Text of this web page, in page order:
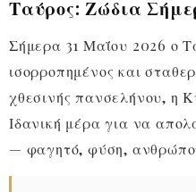
Ταύρος: Ζώδια
Σήμερα 31 Μαΐου 2026 ο
ισορροπημένος και
χθεσινής πανσελήνου, η
Ιδανική μέρα για να
— φαγητό, φύση,